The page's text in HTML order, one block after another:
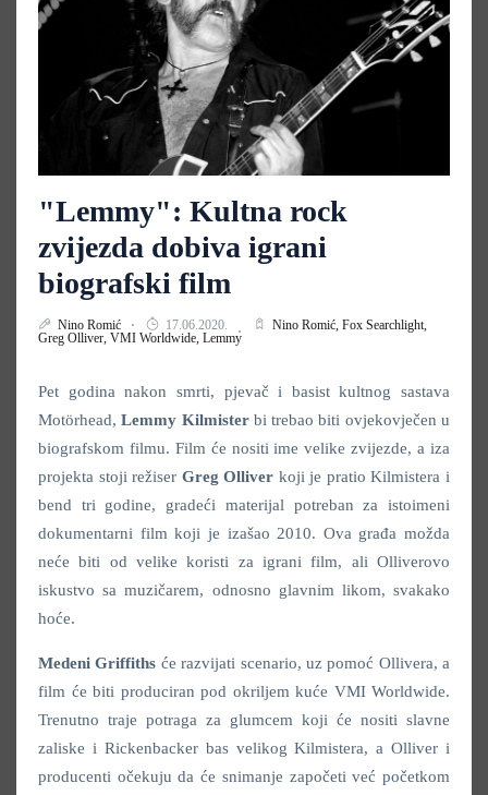
"Lemmy": Kultna rock
zvijezda dobiva igrani
biografski film
Nino Romić 17.06.2020. Nino Romić, Fox Searchlight,
Greg Olliver, VMI Worldwide, Lemmy
Pet godina nakon smrti, pjevač i basist kultnog sastava
Motörhead,Lemmy Kilmisterbi trebao biti ovjekovječen u
biografskom filmu. Film će nositi ime velike zvijezde, a iza
projekta stoji režiser Greg Olliver koji je pratio Kilmistera i
bend tri godine, gradeći materijal potreban za istoimeni
dokumentarni film koji je izašao 2010. Ova građa možda
neće biti od velike koristi za igrani film, ali Olliverovo
iskustvo sa muzičarem, odnosno glavnim likom, svakako
hoće.
Medeni Griffiths će razvijati scenario, uz pomoć Ollivera, a
film će biti produciran pod okriljem kuće VMI Worldwide.
Trenutno traje potraga za glumcem koji će nositi slavne
zaliske i Rickenbacker bas velikog Kilmistera, a Olliver i
producenti očekuju da će snimanje započeti već početkom